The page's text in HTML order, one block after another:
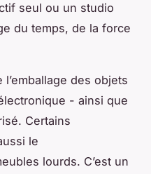
seul ou un studio
du temps, de la force
des objets
- ainsi que
Certains
le
lourds. C’est un